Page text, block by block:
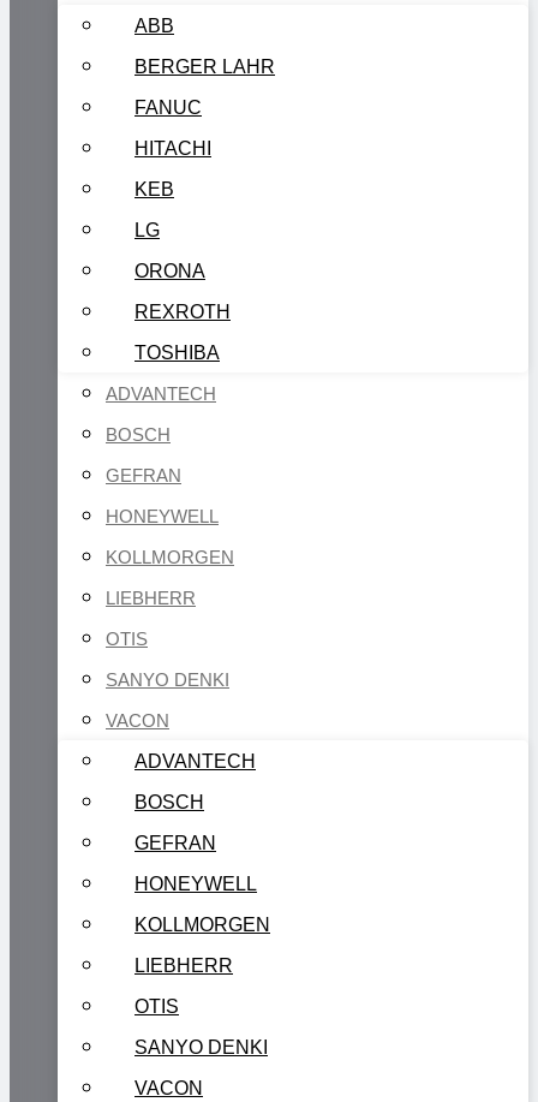
ABB
BERGER LAHR
FANUC
HITACHI
KEB
LG
ORONA
REXROTH
TOSHIBA
ADVANTECH
BOSCH
GEFRAN
HONEYWELL
KOLLMORGEN
LIEBHERR
OTIS
SANYO DENKI
VACON
ADVANTECH
BOSCH
GEFRAN
HONEYWELL
KOLLMORGEN
LIEBHERR
OTIS
SANYO DENKI
VACON